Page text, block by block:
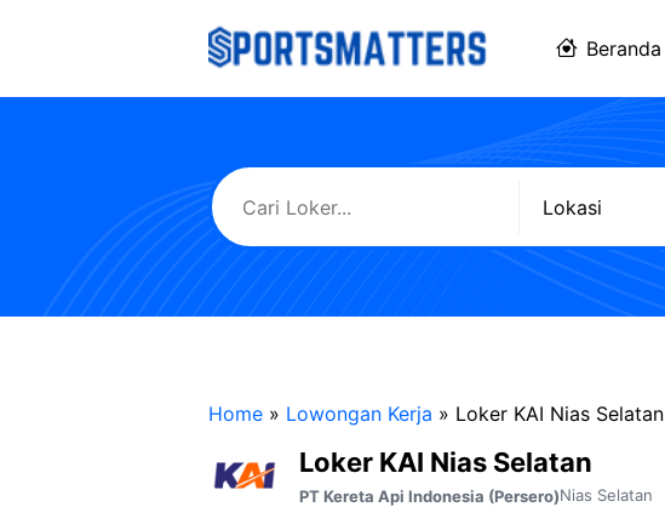
Beranda
Home » Lowongan Kerja » Loker KAI Nias Selatan
Loker KAI Nias Selatan
PT Kereta Api Indonesia (Persero)Nias Selatan